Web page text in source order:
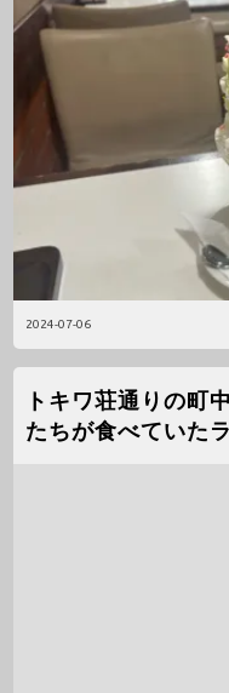
2024-07-06
トキワ荘通りの町
たちが食べていた